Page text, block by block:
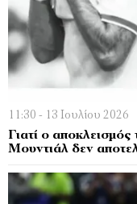
11:30 - 13 Ιουλίου 2026
Γιατί ο
Μουντιάλ δεν